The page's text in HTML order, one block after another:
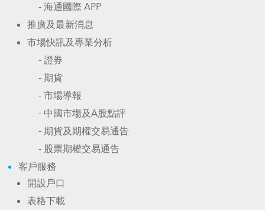
- 海通國際 APP
推廣及最新消息
市場快訊及專業分析
- 證券
- 期貨
- 市場導報
- 中國市場及A股點評
- 期貨及期權交易通告
- 股票期權交易通告
客戶服務
開設戶口
表格下載